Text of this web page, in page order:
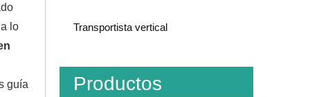
lo
guía
Transportista vertical
Productos